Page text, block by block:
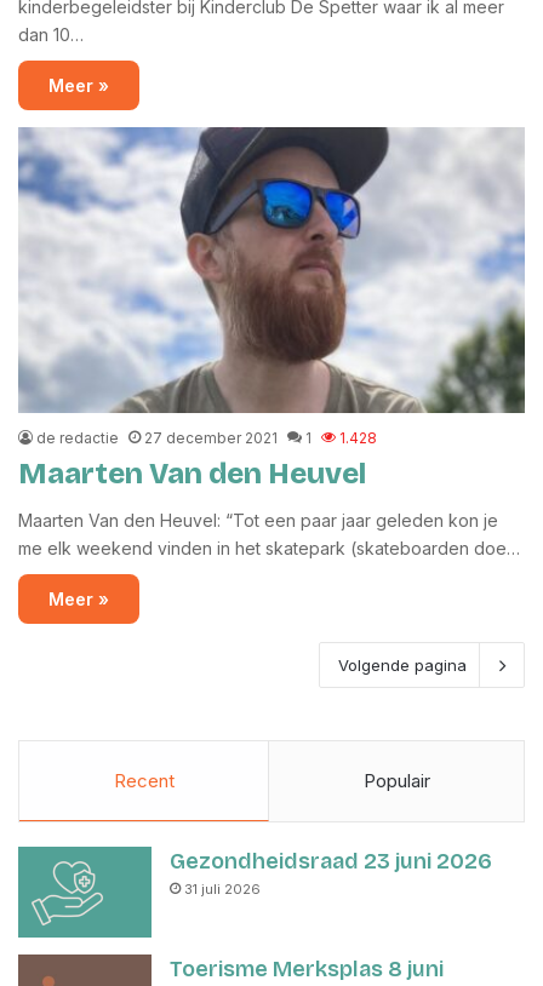
kinderbegeleidster bij Kinderclub De Spetter waar ik al meer
dan 10…
Meer »
de redactie 27 december 2021 1 1.428
Maarten Van den Heuvel
Maarten Van den Heuvel: “Tot een paar jaar geleden kon je
me elk weekend vinden in het skatepark (skateboarden doe…
Meer »
Volgende pagina
Recent Populair
Gezondheidsraad 23 juni 2026
31 juli 2026
Toerisme Merksplas 8 juni